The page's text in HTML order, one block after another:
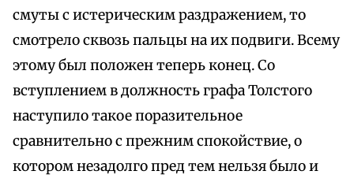
смуты с истерическим раздражением, то
смотрело сквозь пальцы на их подвиги. Всему
этому был положен теперь конец. Со
вступлением в должность графа Толстого
наступило такое поразительное
сравнительно с прежним спокойствие, о
котором незадолго пред тем нельзя было и